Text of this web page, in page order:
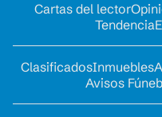
Cartas del lector
Tendencia
ClasificadosInmuebles
Avisos